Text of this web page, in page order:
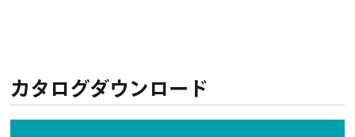
カタログダウンロード